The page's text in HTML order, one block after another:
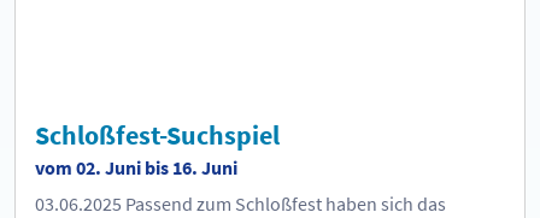
Schloßfest-Suchspiel
vom 02. Juni bis 16. Juni
03.06.2025 Passend zum Schloßfest haben sich das